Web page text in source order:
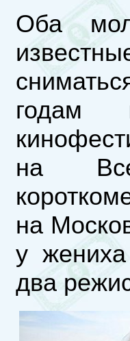
Оба
годам
на
на
у
два